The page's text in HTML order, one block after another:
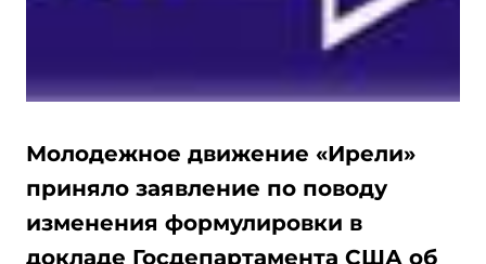
Молодежное движение «Ирели»
приняло заявление по поводу
изменения формулировки в
докладе Госдепартамента США об